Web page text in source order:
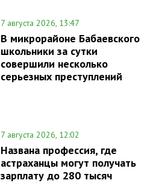
7 августа 2026, 13:47
В микрорайоне Бабаевского
школьники за сутки
совершили несколько
серьезных преступлений
7 августа 2026, 12:02
Названа профессия, где
астраханцы могут получать
зарплату до 280 тысяч